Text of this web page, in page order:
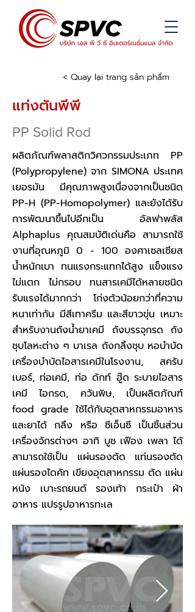
< Quay lại trang sản phẩm
แท่งตันพีพี
PP Solid Rod
ผลิตภัณฑ์พลาสติกวิศวกรรมประเภท PP
(Polypropylene) จาก SIMONA ประเทศ
เยอรมัน มีคุณภาพสูงเนื่องจากเป็นชนิด
PP-H (PP-Homopolymer) และยังได้รับ
การพัฒนาขึ้นไปอีกเป็น อัลฟาพลัส
Alphaplus คุณสมบัติเด่นคือ สามารถใช้
งานที่อุณหภูมิ 0 - 100 องศาเซลเซียส
น้ำหนักเบา ทนแรงกระแทกได้สูง แข็งแรง
ไม่แตก ไม่กรอบ ทนสารเคมีได้หลายชนิด
รับแรงได้มากกว่า โก่งตัวน้อยกว่าที่ความ
หนาเท่ากัน มีสีเทาครีม และสีขาวขุ่น เหมาะ
สำหรับงานถังน้ำยาเคมี ถังบรรจุกรด ถัง
ชุบโลหะต่าง ๆ บาเรล ถังกลิ้งชุบ หอบำบัด
เครื่องบำบัดไอสารเคมีในโรงงาน, สครับ
เบอร์, ท่อเคมี, ท่อ ดักท์ ฮู๊ด ระบายไอสาร
เคมี ไอกรด, ควันพิษ, เป็นผลิตภัณฑ์
food grade ใช้ได้กับอุตสาหกรรมอาหาร
และยาได้ กลึง หรือ ซีเอ็นซี เป็นชิ้นส่วน
เครื่องจักรต่างๆ อาทิ บูช เฟือง เพลา ได้
สามารถใช้เป็น แผ่นรองตัด แท่นรองตัด
แผ่นรองไดคัท เขียงอุตสาหกรรม ตัด แผ่น
หนัง เบาะรถยนต์ รองเท้า กระเป๋า ผ้า
อาหาร แปรรูปอาหารทะเล